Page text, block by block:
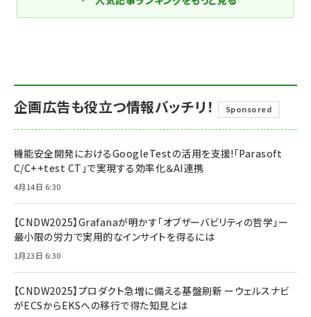
企画広告も役立つ情報バッチリ！ Sponsored
機能安全開発におけるGoogleTestの活用を支援!「Parasoft
C/C++test CT」で実現する効率化＆AI連携
4月14日 6:30
【CNDW2025】Grafanaが明かす「オブザーバビリティの哲学」ー
最小限の労力で実用的なインサイトを得るには
1月23日 6:30
【CNDW2025】プロダクト急増に備える基盤刷新 ーウェルスナビ
がECSからEKSへの移行で得た知見とは